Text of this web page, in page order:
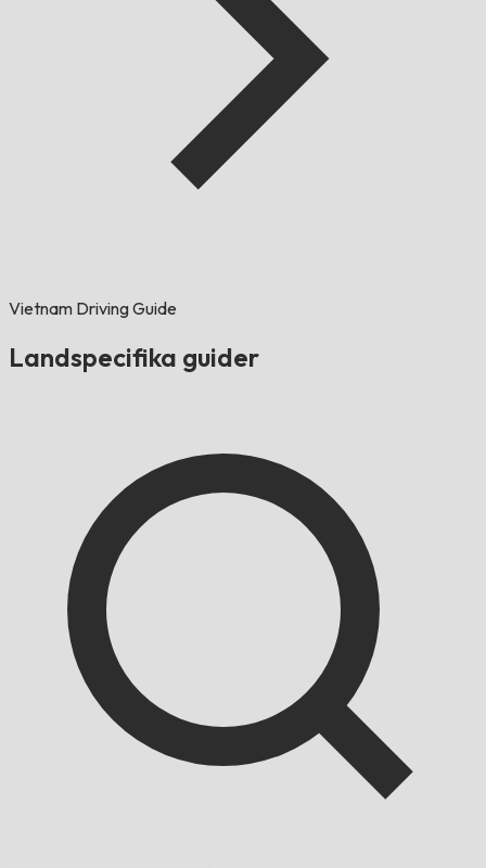
Vietnam Driving Guide
Landspecifika guider